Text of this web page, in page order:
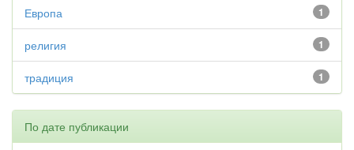
1
Европа
1
религия
1
традиция
По дате публикации